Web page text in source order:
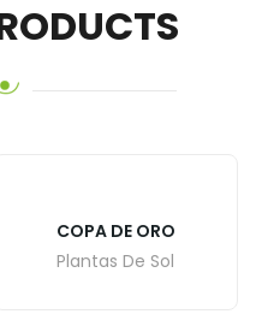
COPA DE ORO
Plantas De Sol